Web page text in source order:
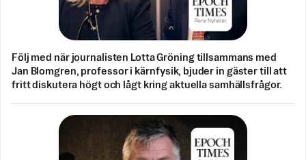
Följ med när journalisten Lotta Gröning tillsammans med
Jan Blomgren, professor i kärnfysik, bjuder in gäster till att
fritt diskutera högt och lågt kring aktuella samhällsfrågor.